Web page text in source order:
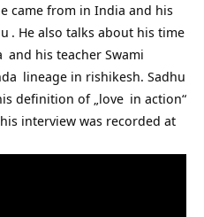
came from in India and his
. He also talks about his time
and his teacher Swami
lineage in rishikesh. Sadhu
definition of „love in action“
interview was recorded at